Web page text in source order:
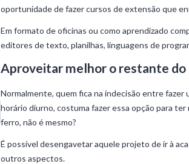
oportunidade de fazer cursos de extensão que
Em formato de oficinas ou como aprendizado
editores de texto, planilhas, linguagens de
Aproveitar melhor o restante do
Normalmente, quem fica na indecisão entre fazer
horário diurno, costuma fazer essa opção para
ferro, não é mesmo?
É possível desengavetar aquele projeto de ir à
outros aspectos.